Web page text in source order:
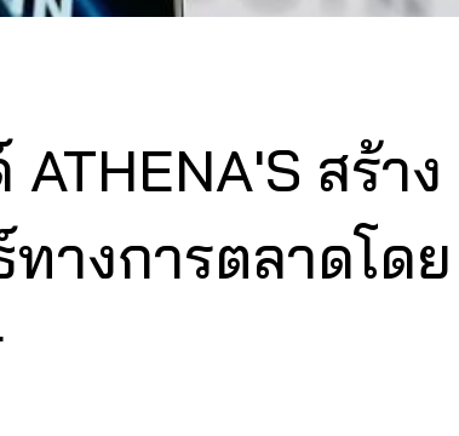
ATHENA'S สร้าง
างการตลาดโด